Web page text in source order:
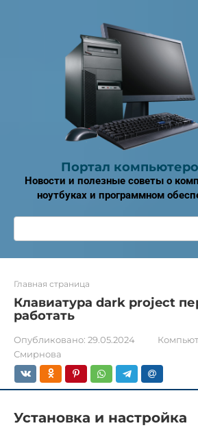
Портал
Новости и полезные советы о
ноутбуках и программном
Поиск:
Главная страница
Клавиатура dark project
работать
Опубликовано: 29.05.2024
Смирнова
Установка и настройка